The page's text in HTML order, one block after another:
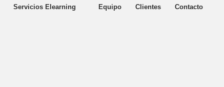
Servicios Elearning Equipo Clientes Contacto